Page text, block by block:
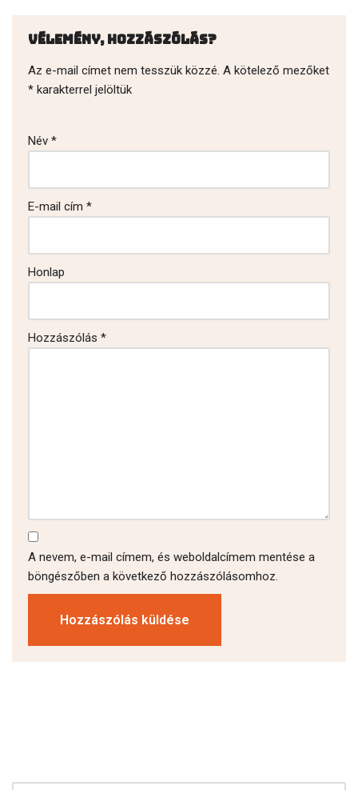
Vélemény, hozzászólás?
Az e-mail címet nem tesszük közzé. A kötelező mezőket
* karakterrel jelöltük
Név *
E-mail cím *
Honlap
Hozzászólás *
A nevem, e-mail címem, és weboldalcímem mentése a
böngészőben a következő hozzászólásomhoz.